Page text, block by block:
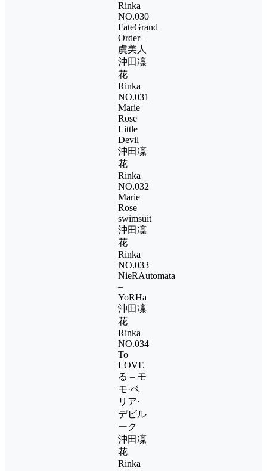
Rinka
NO.030
FateGrand
Order –
虞美人
沖田凜
花
Rinka
NO.031
Marie
Rose
Little
Devil
沖田凜
花
Rinka
NO.032
Marie
Rose
swimsuit
沖田凜
花
Rinka
NO.033
NieRAutomata
–
YoRHa
沖田凜
花
Rinka
NO.034
To
LOVE
る – モ
モ·ベ
リア·
デビル
ーク
沖田凜
花
Rinka